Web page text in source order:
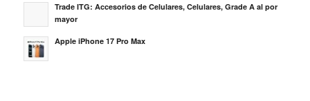
Trade ITG: Accesorios de Celulares, Celulares, Grade A al por
mayor
Apple iPhone 17 Pro Max